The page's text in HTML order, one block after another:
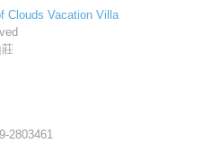
Clouds Vacation Villa
2803461